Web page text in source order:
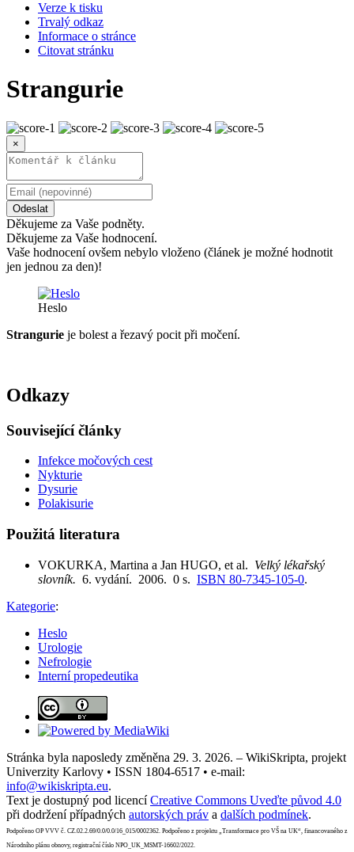
Verze k tisku
Trvalý odkaz
Informace o stránce
Citovat stránku
Strangurie
×
Odeslat
Děkujeme za Vaše podněty.
Děkujeme za Vaše hodnocení.
Vaše hodnocení ovšem nebylo vloženo (článek je možné hodnotit
jen jednou za den)!
Heslo
Strangurie je bolest a řezavý pocit při močení.
Odkazy
Související články
Infekce močových cest
Nykturie
Dysurie
Polakisurie
Použitá literatura
VOKURKA, Martina a Jan HUGO, et al. Velký lékařský
slovník. 6. vydání. 2006. 0 s. ISBN 80-7345-105-0.
Kategorie:
Heslo
Urologie
Nefrologie
Interní propedeutika
Stránka byla naposledy změněna 29. 3. 2026. – WikiSkripta, projekt
Univerzity Karlovy • ISSN 1804-6517 • e-mail:
info@wikiskripta.eu.
Text je dostupný pod licencíCreative Commons Uveďte původ 4.0
při dodržení případných autorských práv a dalších podmínek.
Podpořeno OP VVV č. CZ.02.2.69/0.0/0.0/16_015/0002362. Podpořeno z projektu „Transformace pro VŠ na UK“, financovaného z
Národního plánu obnovy, registrační číslo NPO_UK_MSMT-16602/2022.